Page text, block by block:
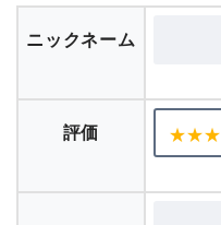
ニックネーム
評価